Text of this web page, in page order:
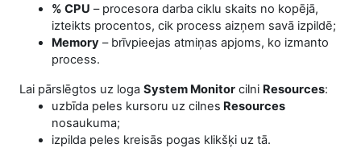
% CPU – procesora darba ciklu skaits no kopējā,
izteikts procentos, cik process aizņem savā izpildē;
Memory – brīvpieejas atmiņas apjoms, ko izmanto
process.
Lai pārslēgtos uz loga System Monitor cilni Resources:
uzbīda peles kursoru uz cilnes Resources
nosaukuma;
izpilda peles kreisās pogas klikšķi uz tā.